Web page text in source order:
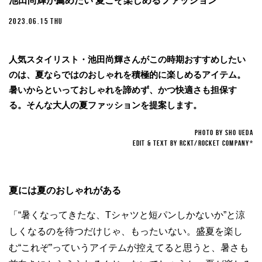
2023.06.15 THU
人気スタイリスト・池田尚輝さんがこの時期おすすめしたい
のは、夏ならではのおしゃれを積極的に楽しめるアイテム。
暑いからといっておしゃれを諦めず、かつ快適さも担保す
る。そんな大人の夏ファッションを提案します。
PHOTO BY SHO UEDA
EDIT & TEXT BY RCKT/ROCKET COMPANY*
夏には夏のおしゃれがある
「“暑くなってきたな、Tシャツと短パンしかないか”と涼
しくなるのを待つだけじゃ、もったいない。盛夏を楽し
む“これぞ”っていうアイテムが控えてると思うと、暑さも